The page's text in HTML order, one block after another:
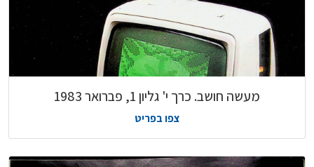
מעשה חושב. כרך י' גליון 1, פברואר 1983
צפו בפריט